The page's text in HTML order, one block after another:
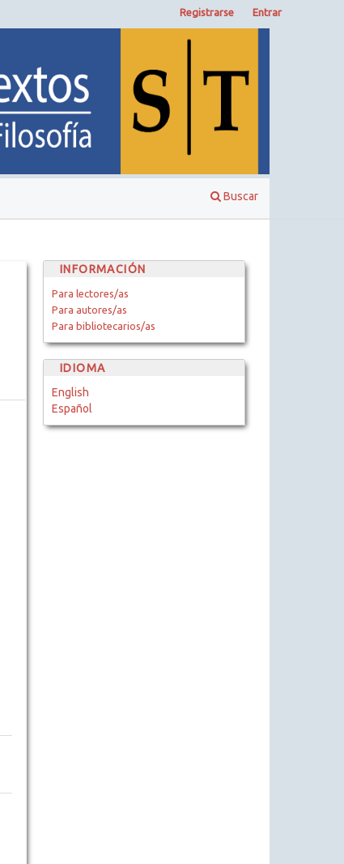
Buscar
Registrarse Entrar
INFORMACIÓN
Para lectores/as
Para autores/as
Para bibliotecarios/as
IDIOMA
English
Español